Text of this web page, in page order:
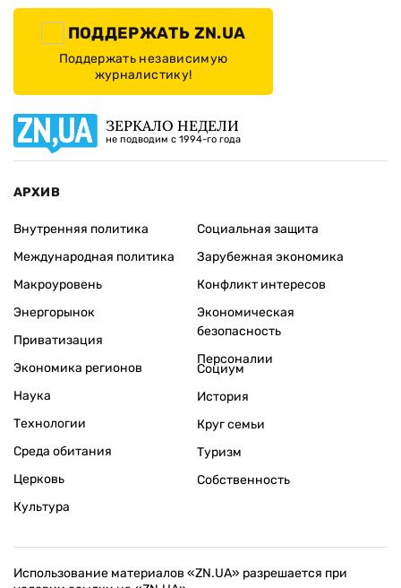
ПОДДЕРЖАТЬ ZN.UA
Поддержать независимую
журналистику!
ЗЕРКАЛО НЕДЕЛИ
не подводим с 1994-го года
АРХИВ
Внутренняя политика
Международная политика
Макроуровень
Энергорынок
Приватизация
Экономика регионов
Социальная защита
Зарубежная экономика
Конфликт интересов
Экономическая
безопасность
Персоналии
Наука
Технологии
Среда обитания
Церковь
Культура
Социум
История
Круг семьи
Туризм
Собственность
Использование материалов «ZN.UA» разрешается при